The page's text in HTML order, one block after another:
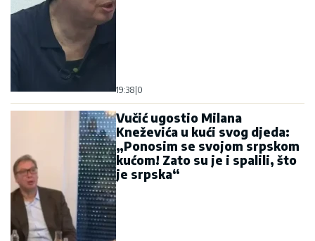
19:38 0
Vučić ugostio Milana
Kneževića u kući svog djeda:
„Ponosim se svojom srpskom
kućom! Zato su je i spalili, što
je srpska“